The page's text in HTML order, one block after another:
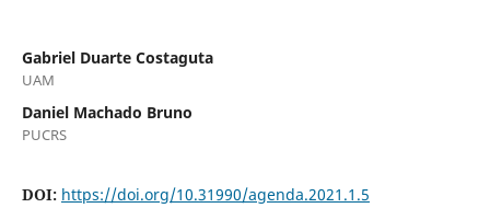
Gabriel Duarte Costaguta
UAM
Daniel Machado Bruno
PUCRS
DOI: https://doi.org/10.31990/agenda.2021.1.5